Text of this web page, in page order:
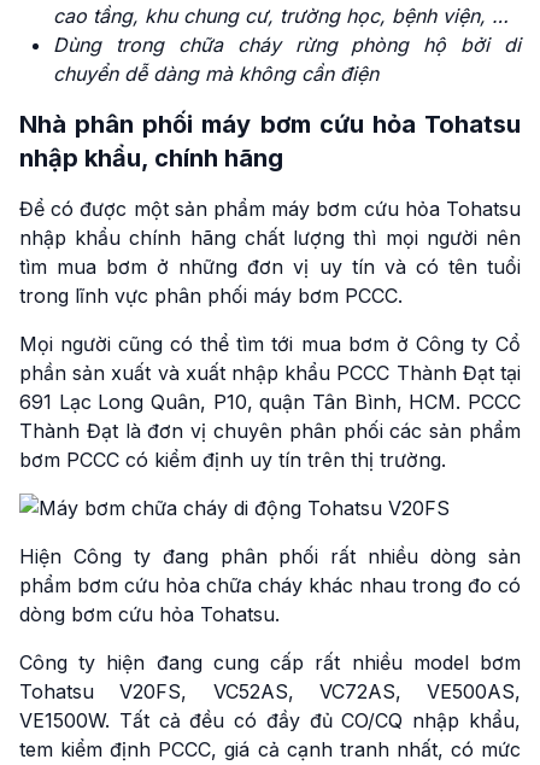
cao tầng, khu chung cư, trường học, bệnh viện, …
Dùng trong chữa cháy rừng phòng hộ bởi di
chuyển dễ dàng mà không cần điện
Nhà phân phối máy bơm cứu hỏa Tohatsu
nhập khẩu, chính hãng
Để có được một sản phẩm máy bơm cứu hỏa Tohatsu
nhập khẩu chính hãng chất lượng thì mọi người nên
tìm mua bơm ở những đơn vị uy tín và có tên tuổi
trong lĩnh vực phân phối máy bơm PCCC.
Mọi người cũng có thể tìm tới mua bơm ở Công ty Cổ
phần sản xuất và xuất nhập khẩu PCCC Thành Đạt tại
691 Lạc Long Quân, P10, quận Tân Bình, HCM. PCCC
Thành Đạt là đơn vị chuyên phân phối các sản phẩm
bơm PCCC có kiểm định uy tín trên thị trường.
Hiện Công ty đang phân phối rất nhiều dòng sản
phẩm bơm cứu hỏa chữa cháy khác nhau trong đo có
dòng bơm cứu hỏa Tohatsu.
Công ty hiện đang cung cấp rất nhiều model bơm
Tohatsu V20FS, VC52AS, VC72AS, VE500AS,
VE1500W. Tất cả đều có đầy đủ CO/CQ nhập khẩu,
tem kiểm định PCCC, giá cả cạnh tranh nhất, có mức